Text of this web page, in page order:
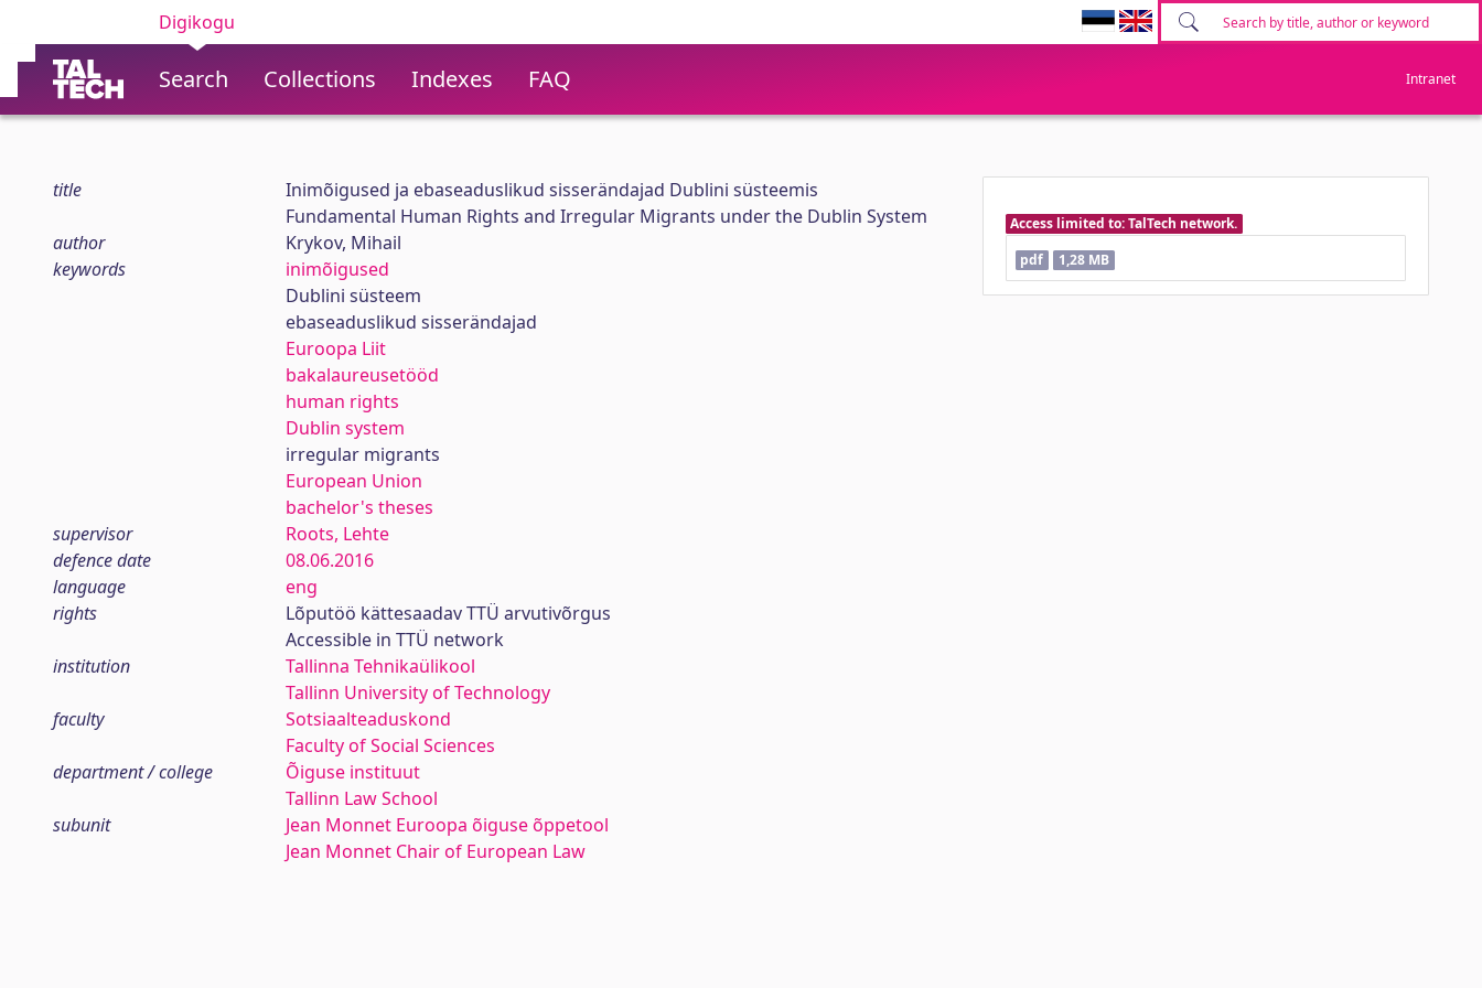
Digikogu
Search Collections Indexes FAQ Intranet
title
Inimõigused ja ebaseaduslikud sisserändajad Dublini süsteemis
Fundamental Human Rights and Irregular Migrants under the Dublin System
author
Krykov, Mihail
keywords
inimõigused
Dublini süsteem
ebaseaduslikud sisserändajad
Euroopa Liit
bakalaureusetööd
human rights
Dublin system
irregular migrants
European Union
bachelor's theses
supervisor
Roots, Lehte
defence date
08.06.2016
language
eng
rights
Lõputöö kättesaadav TTÜ arvutivõrgus
Accessible in TTÜ network
institution
Tallinna Tehnikaülikool
Tallinn University of Technology
faculty
Sotsiaalteaduskond
Faculty of Social Sciences
department / college
Õiguse instituut
Tallinn Law School
subunit
Jean Monnet Euroopa õiguse õppetool
Jean Monnet Chair of European Law
Access limited to: TalTech network.
pdf
1,28 MB